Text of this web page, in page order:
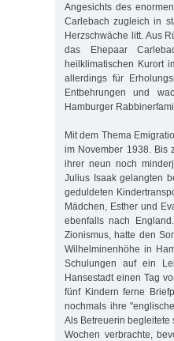
Angesichts des
Carlebach zugleich in
Herzschwäche litt. Aus
das Ehepaar
heilklimatischen Kurort
allerdings für
Entbehrungen und
Hamburger
Mit dem Thema
im November 1938. Bis
ihrer neun noch
Julius Isaak gelangten
geduldeten
Mädchen, Esther und
ebenfalls nach
Zionismus, hatte den
Wilhelminenhöhe in
Schulungen auf ein
Hansestadt einen Tag
fünf Kindern ferne
nochmals ihre
Als Betreuerin
Wochen verbrachte,